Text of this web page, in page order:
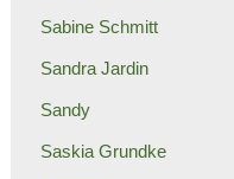
Sabine Schmitt
Sandra Jardin
Sandy
Saskia Grundke